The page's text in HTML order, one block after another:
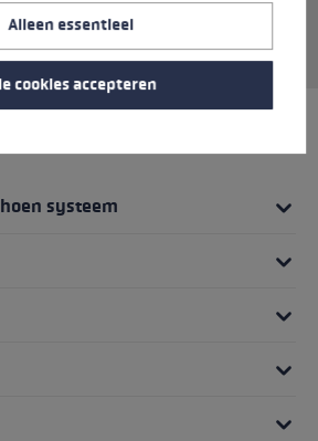
Lite snel op de juiste lengte
systeem
Alleen essentieel
cookies accepteren